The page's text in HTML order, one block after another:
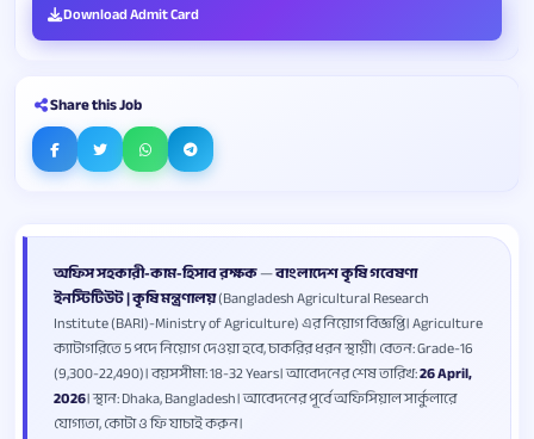
অফিস সহকারী-কাম-হিসাব রক্ষক—বাংলাদেশ কৃষি গবেষণা
ইনস্টিটিউট | কৃষি মন্ত্রণালয়(Bangladesh Agricultural Research
Institute (BARI)-Ministry of Agriculture) এর নিয়োগ বিজ্ঞপ্তি। Agriculture
ক্যাটাগরিতে 5 পদে নিয়োগ দেওয়া হবে, চাকরির ধরন স্থায়ী। বেতন: Grade-16
(9,300-22,490)। বয়সসীমা: 18-32 Years। আবেদনের শেষ তারিখ:26 April,
2026। স্থান: Dhaka, Bangladesh। আবেদনের পূর্বে অফিসিয়াল সার্কুলারে
যোগ্যতা, কোটা ও ফি যাচাই করুন।
Download Admit Card
Share this Job